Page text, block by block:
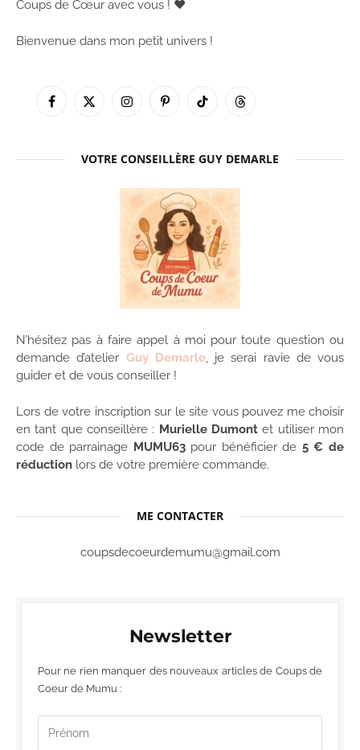
Coups de Cœur avec vous ! ♥
Bienvenue dans mon petit univers !
Facebook
X
InstagramPinterestTikTok Threads
VOTRE CONSEILLÈRE GUY DEMARLE
N’hésitez pas à faire appel à moi pour toute question ou
demande d’atelier Guy Demarle, je serai ravie de vous
guider et de vous conseiller !
Lors de votre inscription sur le site vous pouvez me choisir
en tant que conseillère : Murielle Dumont et utiliser mon
code de parrainage MUMU63pour bénéficier de 5 € de
réduction lors de votre première commande.
ME CONTACTER
coupsdecoeurdemumu@gmail.com
Newsletter
Pour ne rien manquer des nouveaux articles de Coups de
Coeur de Mumu :